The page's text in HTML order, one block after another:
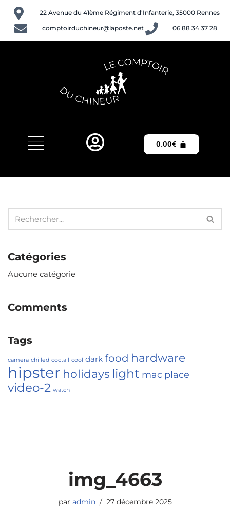
Aller
au
22 Avenue du 41ème Régiment d'Infanterie, 35000 Rennes
comptoirduchineur@laposte.net
06 88 34 37 28
0.00€
Catégories
Aucune catégorie
Comments
Tags
camera chilled coctail cool dark food hardware
hipster holidays light mac place
video-2 watch
img_4663
par admin 27 décembre 2025